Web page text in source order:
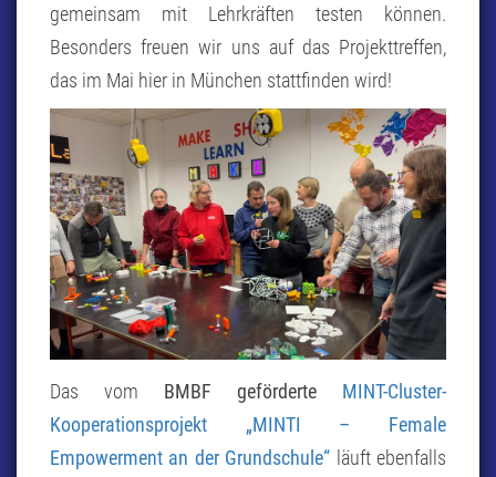
gemeinsam mit Lehrkräften testen können.
Besonders freuen wir uns auf das Projekttreffen,
das im Mai hier in München stattfinden wird!
Das vom BMBF geförderte MINT-Cluster-
Kooperationsprojekt „MINTI – Female
Empowerment an der Grundschule“ läuft ebenfalls